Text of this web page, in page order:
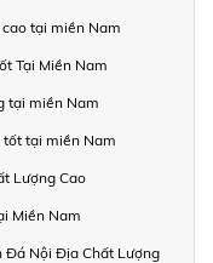
tại miền Nam
Tại Miền Nam
tại miền Nam
tốt tại miền Nam
Lượng Cao
Miền Nam
Đá Nội Địa Chất Lượng